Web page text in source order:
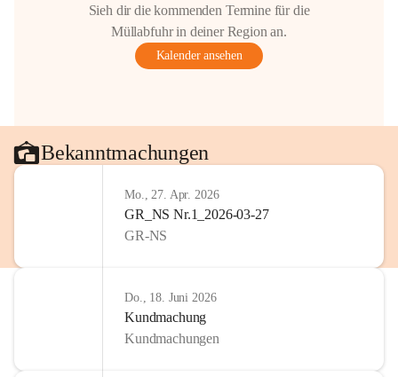
Sieh dir die kommenden Termine für die
Müllabfuhr in deiner Region an.
Kalender ansehen
Bekanntmachungen
Mo., 27. Apr. 2026
GR_NS Nr.1_2026-03-27
GR-NS
Do., 18. Juni 2026
Kundmachung
Kundmachungen